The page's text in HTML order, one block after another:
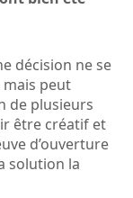
décision ne se
peut
de plusieurs
être créatif et
d’ouverture
solution la